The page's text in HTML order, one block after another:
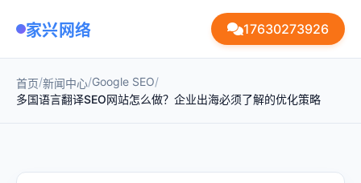
家兴网络 17630273926
首页/新闻中心/Google SEO/
多国语言翻译SEO网站怎么做？企业出海必须了解的优化策略